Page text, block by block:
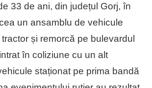
33 de ani, din județul Gorj, în
un ansamblu de vehicule
și remorcă pe bulevardul
în coliziune cu un alt
staționat pe prima bandă